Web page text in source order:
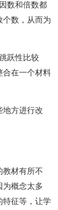
数和倍数都
个数，从而为
跃性比较
合在一个材料
方进行改
材有所不
为概念太多
征等，让学